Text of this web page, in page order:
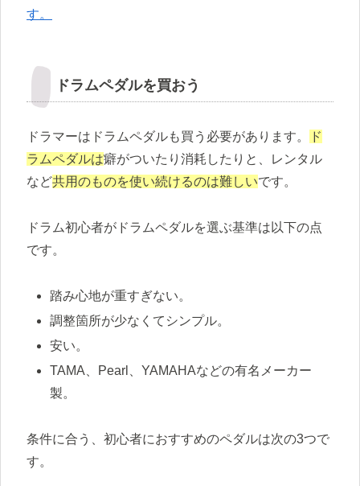
す。
ドラムペダルを買おう
ドラマーはドラムペダルも買う必要があります。
ド
ラムペダルは癖がついたり消耗したりと、レンタル
など共用のものを使い続けるのは難しいです。
ドラム初心者がドラムペダルを選ぶ基準は以下の点
です。
踏み心地が重すぎない。
調整箇所が少なくてシンプル。
安い。
TAMA、Pearl、YAMAHAなどの有名メーカー
製。
条件に合う、初心者におすすめのペダルは次の3つで
す。